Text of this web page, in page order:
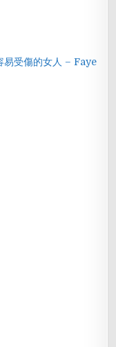
受傷的女人 – Faye